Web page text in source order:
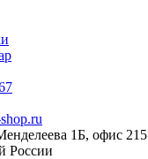
1Б, офис 215
России